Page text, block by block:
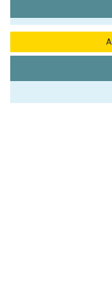
(En
soit publié sur le